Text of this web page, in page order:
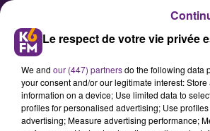
Le respect de votre vie privée
We and our (447) partnersdo the following data
your consent and/or our legitimate interest:
information on a device; Use limited data to
profiles for personalised advertising; Use
advertising; Measure advertising performance;